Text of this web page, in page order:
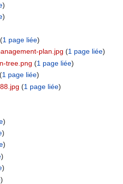
)
)
‏‎ (1 page liée)
plan.jpg ‏‎ (1 page liée)
tree.png ‏‎ (1 page liée)
‏‎ (1 page liée)
‏‎ (1 page liée)
)
)
)
)
)
)